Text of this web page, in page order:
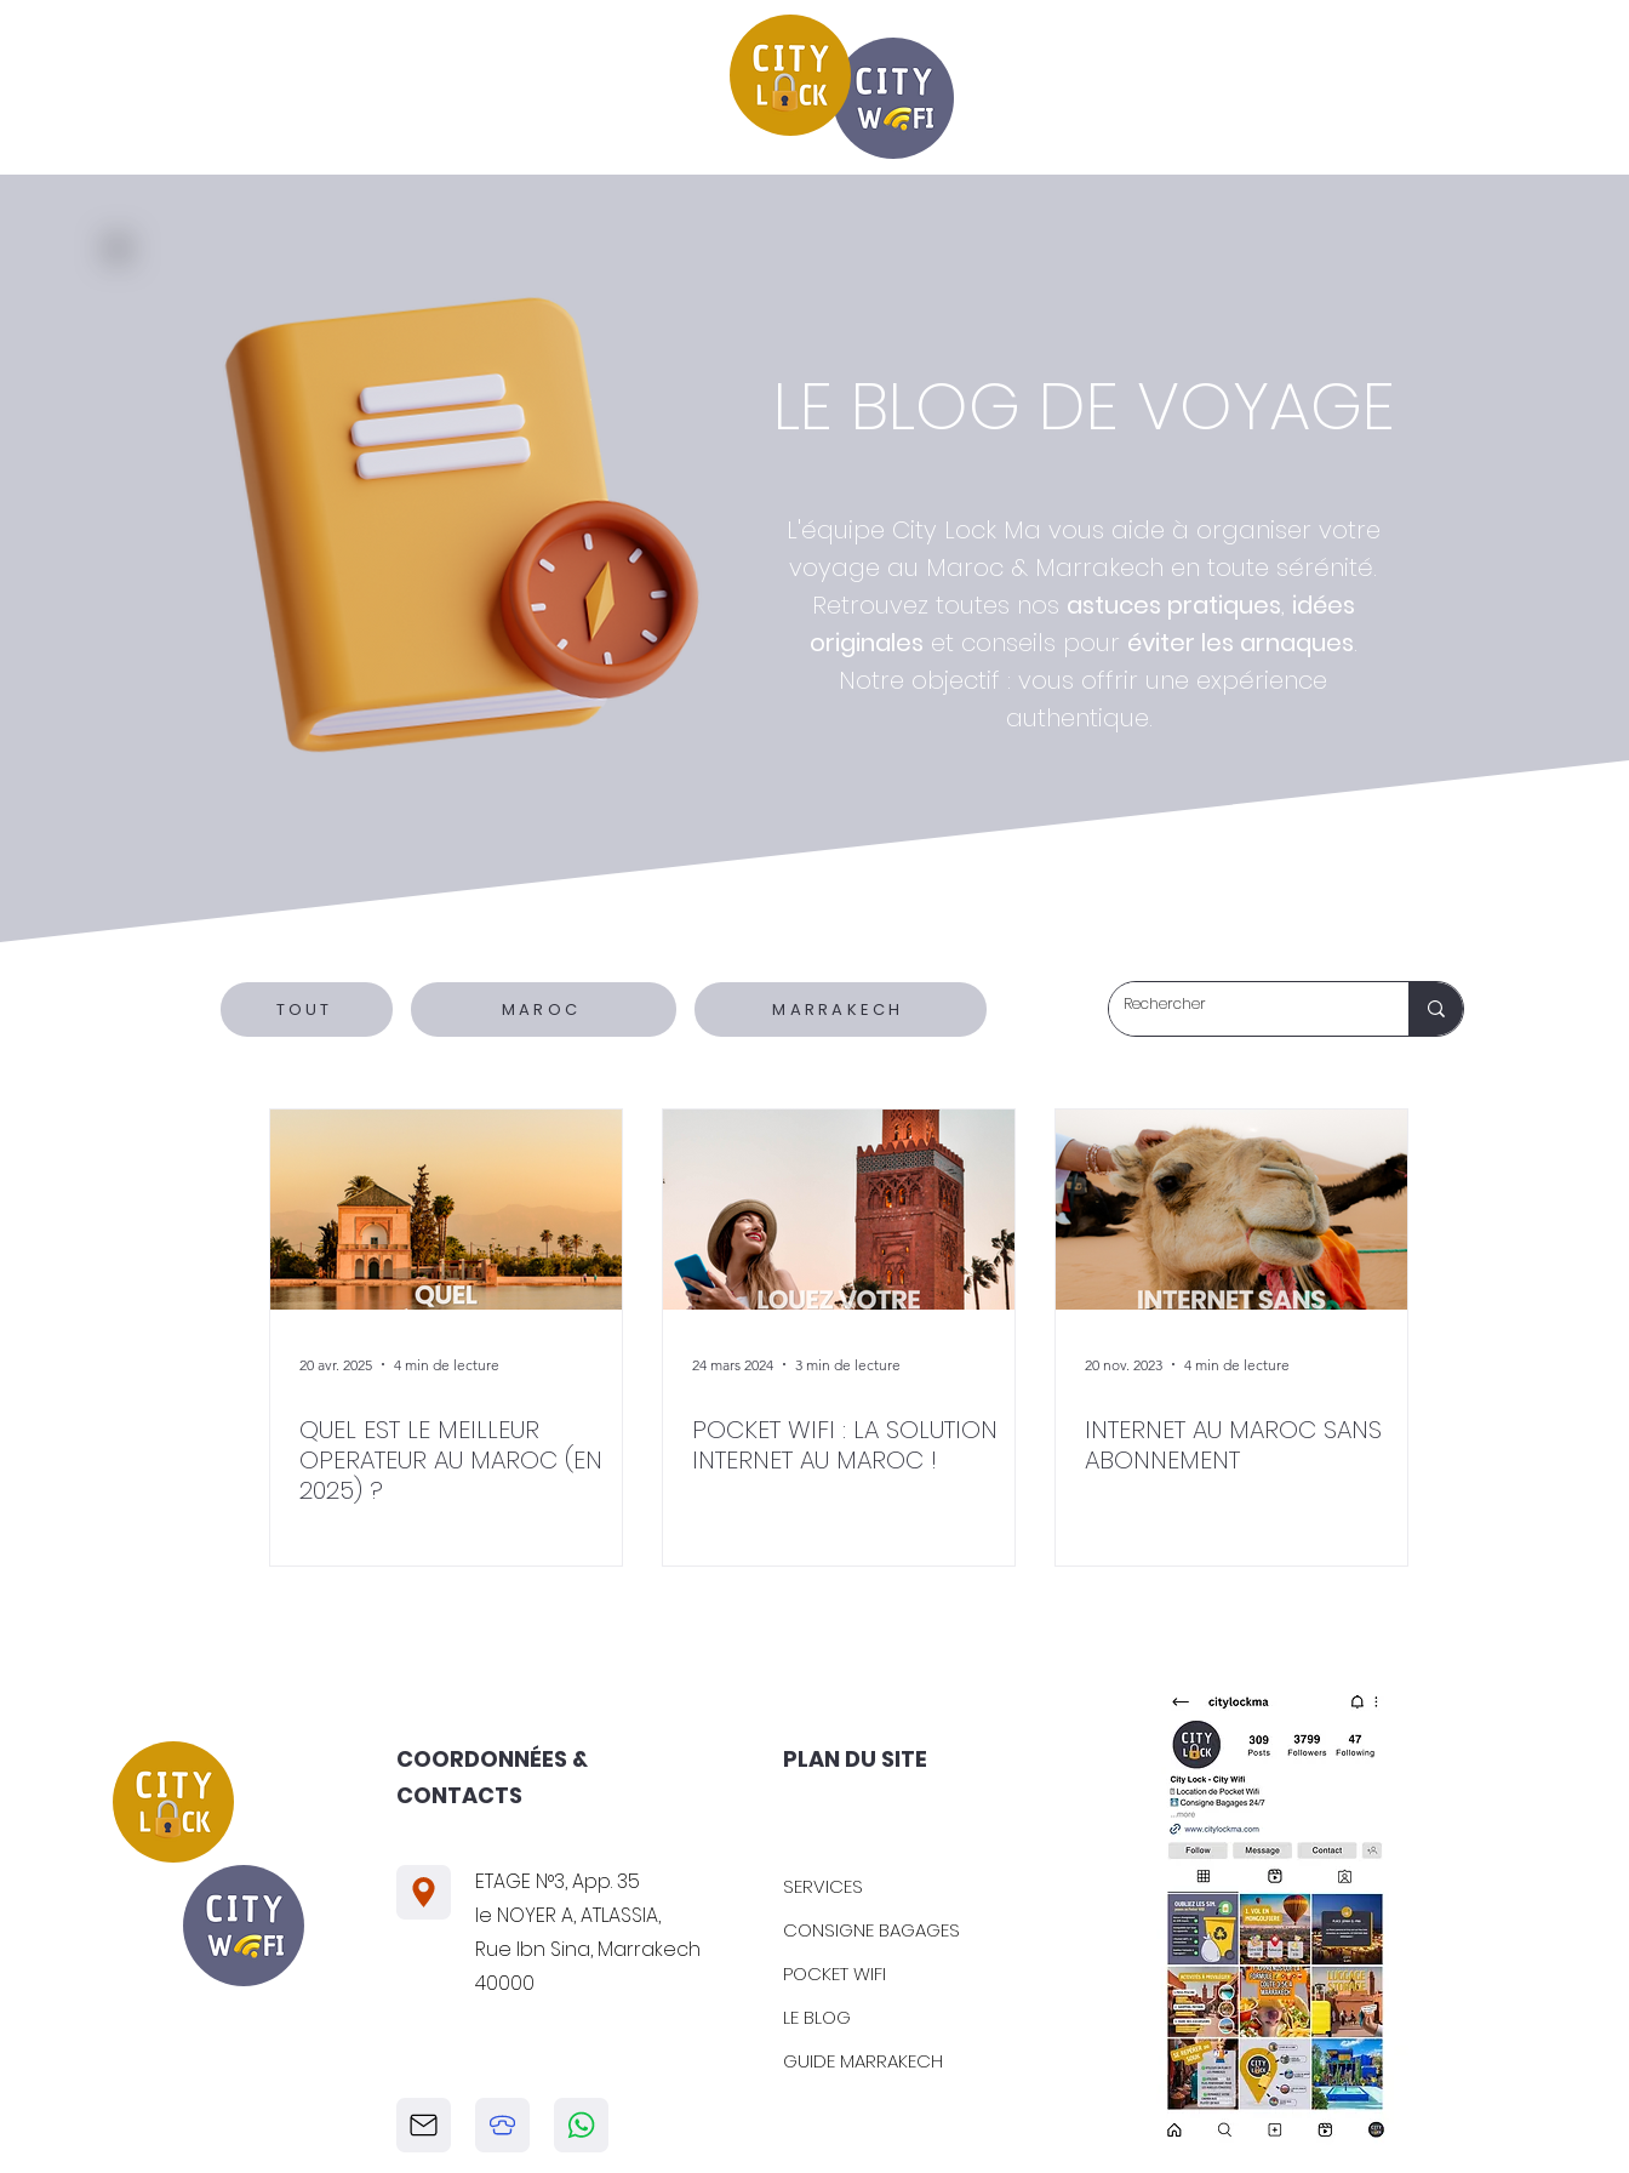
LE BLOG DE VOYAGE
L'équipe City Lock Ma vous aide à organiser votre
voyage au Maroc & Marrakech en toute sérénité.
Retrouvez toutes nos astuces pratiques, idées
originales et conseils pour éviter les arnaques.
Notre objectif : vous offrir une expérience
authentique.
TOUT MAROC MARRAKECH
20 avr. 2025 4 min de lecture
QUEL EST LE MEILLEUR
OPERATEUR AU MAROC (EN
2025) ?
24 mars 2024 3 min de lecture
POCKET WIFI : LA SOLUTION
INTERNET AU MAROC !
20 nov. 2023 4 min de lecture
INTERNET AU MAROC SANS
ABONNEMENT
COORDONNÉES &
CONTACTS
PLAN DU SITE
ETAGE N°3, App. 35
le NOYER A, ATLASSIA,
Rue Ibn Sina, Marrakech
40000
SERVICES
CONSIGNE BAGAGES
POCKET WIFI
LE BLOG
GUIDE MARRAKECH